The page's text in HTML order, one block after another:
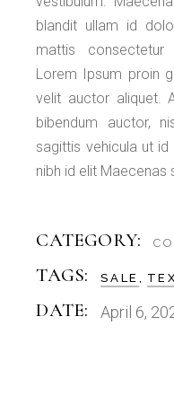
blandit ullam id
mattis
Lorem Ipsum proin
velit auctor aliquet.
bibendum auctor,
sagittis vehicula ut
nibh id elit Maecenas
CATEGORY:
TAGS: SALE
DATE: April 6,